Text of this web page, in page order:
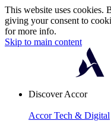
This website uses cookies.
giving your consent to
for more info.
Skip to main content
Discover Accor
Accor Tech & Digital